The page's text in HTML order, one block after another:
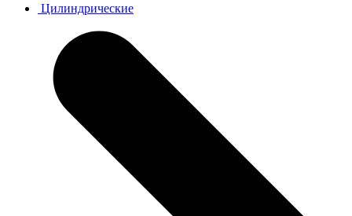
Цилиндрические